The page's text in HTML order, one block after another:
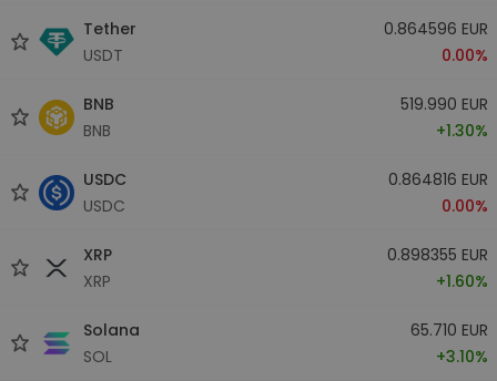
Tether
USDT
0.864596 EUR
0.00%
BNB
BNB
519.990 EUR
+1.30%
USDC
USDC
0.864816 EUR
0.00%
XRP
XRP
0.898355 EUR
+1.60%
Solana
SOL
65.710 EUR
+3.10%